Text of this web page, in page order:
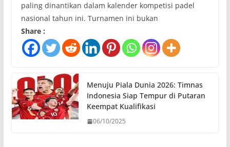
paling dinantikan dalam kalender kompetisi padel
nasional tahun ini. Turnamen ini bukan
Share :
Menuju Piala Dunia 2026: Timnas
Indonesia Siap Tempur di Putaran
Keempat Kualifikasi
06/10/2025